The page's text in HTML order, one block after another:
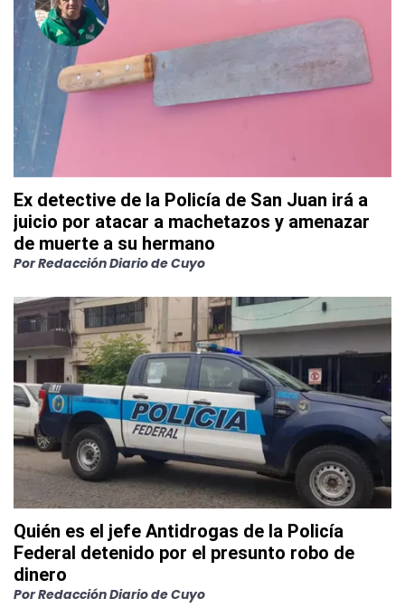
Ex detective de la Policía de San Juan irá a
juicio por atacar a machetazos y amenazar
de muerte a su hermano
PorRedacción Diario de Cuyo
Quién es el jefe Antidrogas de la Policía
Federal detenido por el presunto robo de
dinero
PorRedacción Diario de Cuyo